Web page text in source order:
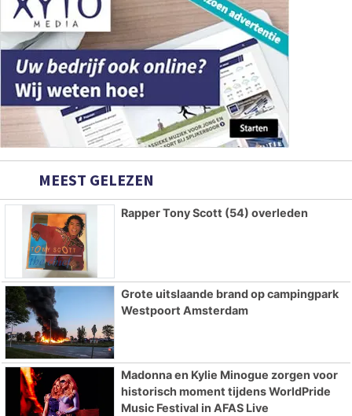
MEEST GELEZEN
Rapper Tony Scott (54) overleden
Grote uitslaande brand op campingpark
Westpoort Amsterdam
Madonna en Kylie Minogue zorgen voor
historisch moment tijdens WorldPride
Music Festival in AFAS Live